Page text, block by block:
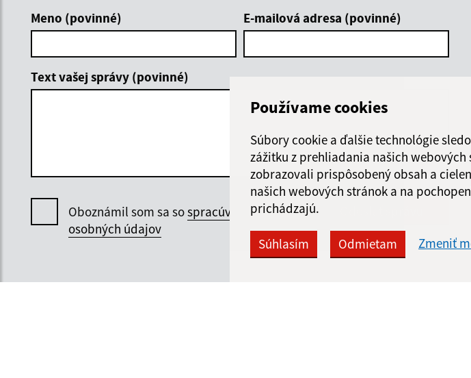
Používame cookies
Súbory cookie a ďalšie technológie
zážitku z prehliadania našich webových
zobrazovali prispôsobený obsah a
našich webových stránok a na
prichádzajú.
Súhlasím Odmietam Zmeniť
Meno (povinné) E-mailová adresa (povinné)
Text vašej správy (povinné)
Oboznámil som sa sospracúvaním
osobných údajov
Google reCaptcha Response